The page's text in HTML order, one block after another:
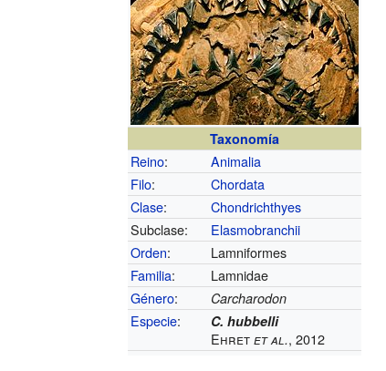
Taxonomía
Reino:
Animalia
Filo:
Chordata
Clase:
Chondrichthyes
Subclase:
Elasmobranchii
Orden:
Lamniformes
Familia:
Lamnidae
Género: Carcharodon
Especie: C. hubbelli
Ehretet al., 2012